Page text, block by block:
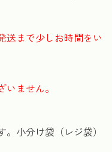
送まで少しお時間をい
ません。
小分け袋（レジ袋）